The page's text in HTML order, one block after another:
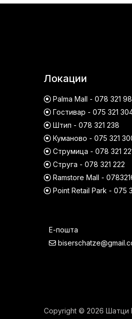
Локации
Palma Mall - 078 321
Гостивар - 075 321
Штип - 078 321 238
Куманово - 075 321
Струмица - 078 321
Струга - 078 321 222
Ramstore Mall -
Point Retail Park - 075
Е-пошта
Copyright © 2026 Шатци